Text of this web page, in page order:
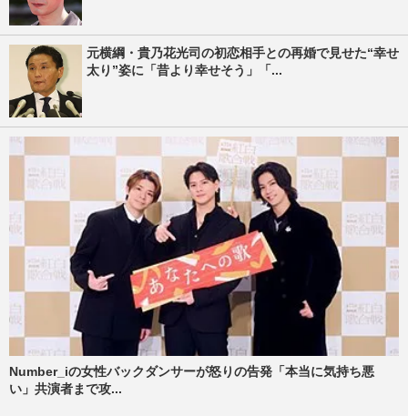
元横綱・貴乃花光司の初恋相手との再婚で見せた“幸せ
太り”姿に「昔より幸せそう」「...
Number_iの女性バックダンサーが怒りの告発「本当に気持ち悪
い」共演者まで攻...